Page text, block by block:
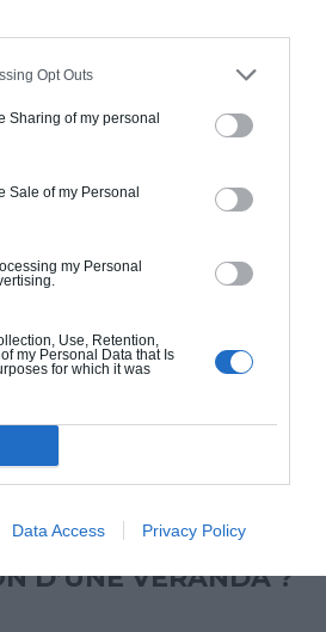
Opt Outs
Sharing of my personal
Sale of my Personal
my Personal
Use, Retention,
my Personal Data that Is
for which it was
Data Access Privacy Policy
LES DÉMARCHES
LORS DE LA
D’UNE VÉRANDA ?